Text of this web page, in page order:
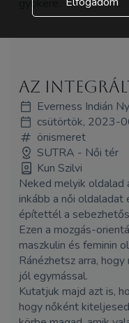
Az
Everness Indián
csütörtök, 2023-
önismeret
SUTRA - Női tér
Kun Szilvi
Neked melyik oldalad
inkább a női
építettél a
Ezen a mozgás-
maszkulin és feminin
Ránézhetsz arra,
jól egymással.
Kutatjuk majd azt is,
hogy nőként